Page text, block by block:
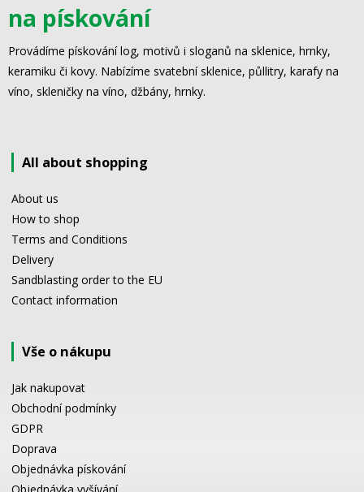
na pískování
Provádíme pískování log, motivů i sloganů na sklenice, hrnky,
keramiku či kovy. Nabízíme svatební sklenice, půllitry, karafy na
víno, skleničky na víno, džbány, hrnky.
All about shopping
About us
How to shop
Terms and Conditions
Delivery
Sandblasting order to the EU
Contact information
Vše o nákupu
Jak nakupovat
Obchodní podmínky
GDPR
Doprava
Objednávka pískování